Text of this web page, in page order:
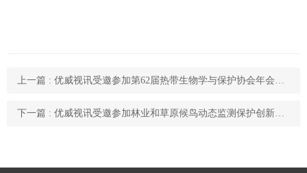
上一篇 : 优威视讯受邀参加第62届热带生物学与保护协会年会，以AI赋能全球生物多样性智慧保护
下一篇 : 优威视讯受邀参加林业和草原候鸟动态监测保护创新联盟2025年年会，以智能科技助力候鸟保护新篇章